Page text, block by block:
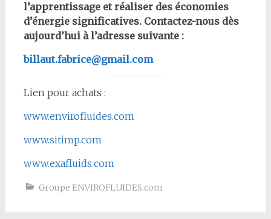
l’apprentissage et réaliser des économies
d’énergie significatives. Contactez-nous dès
aujourd’hui à l’adresse suivante :
billaut.fabrice@gmail.com
Lien pour achats :
www.envirofluides.com
www.sitimp.com
www.exafluids.com
Groupe ENVIROFLUIDES.com